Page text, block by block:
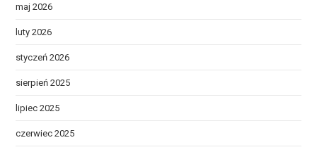
maj 2026
luty 2026
styczeń 2026
sierpień 2025
lipiec 2025
czerwiec 2025